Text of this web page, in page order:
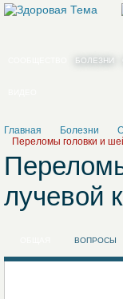
БОЛЕЗНИ
Главная Болезни
Переломы головки и
лучевой
ВОПРОСЫ